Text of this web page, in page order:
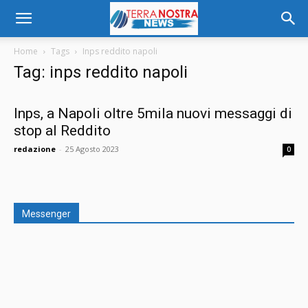
Home Tags Inps reddito napoli
Tag: inps reddito napoli
Inps, a Napoli oltre 5mila nuovi messaggi di
stop al Reddito
redazione - 25 Agosto 2023 0
Messenger